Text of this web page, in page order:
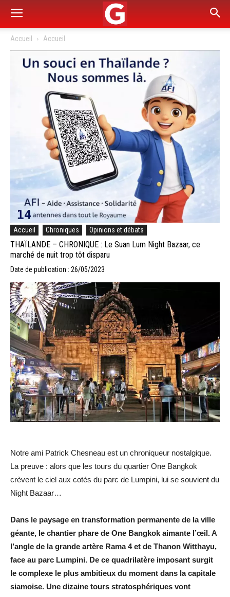
Accueil Accueil
Accueil Chroniques Opinions et débats
THAÏLANDE – CHRONIQUE : Le Suan Lum Night Bazaar, ce
marché de nuit trop tôt disparu
Date de publication : 26/05/2023
Notre ami Patrick Chesneau est un chroniqueur nostalgique.
La preuve : alors que les tours du quartier One Bangkok
crèvent le ciel aux cotés du parc de Lumpini, lui se souvient du
Night Bazaar…
Dans le paysage en transformation permanente de la ville
géante, le chantier phare de One Bangkok aimante l’œil. A
l’angle de la grande artère Rama 4 et de Thanon Witthayu,
face au parc Lumpini. De ce quadrilatère imposant surgit
le complexe le plus ambitieux du moment dans la capitale
siamoise. Une dizaine tours stratosphériques vont